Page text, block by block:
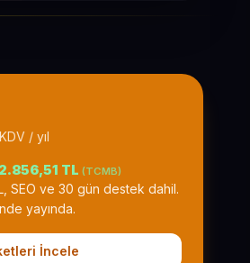
/ yıl
2.856,51 TL (TCMB)
SEO ve 30 gün destek dahil.
yayında.
İncele